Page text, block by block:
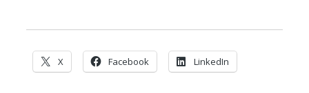
X Facebook LinkedIn